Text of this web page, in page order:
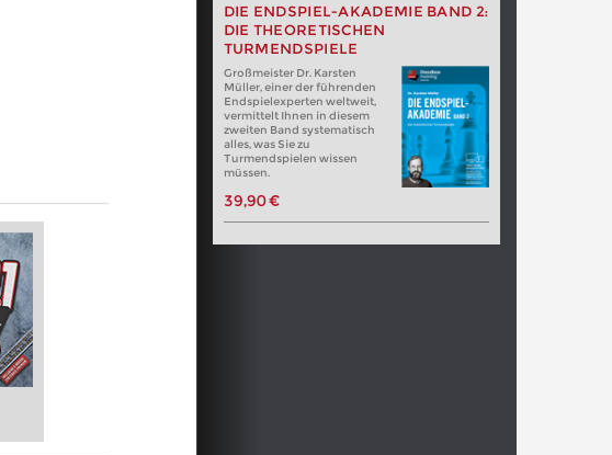
DIE ENDSPIEL-AKADEMIE BAND 2:
DIE THEORETISCHEN
TURMENDSPIELE
Großmeister Dr. Karsten
Müller, einer der führenden
Endspielexperten weltweit,
vermittelt Ihnen in diesem
zweiten Band systematisch
alles, was Sie zu
Turmendspielen wissen
müssen.
39,90 €